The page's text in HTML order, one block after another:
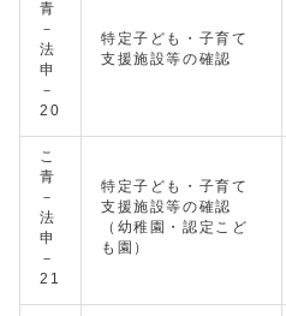
青
－
法
申
－
20
特定子ども・子育て
支援施設等の確認
こ
青
－
法
申
－
21
特定子ども・子育て
支援施設等の確認
（幼稚園・認定こど
も園）